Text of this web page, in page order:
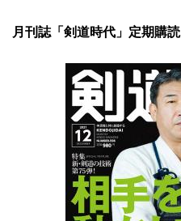
月刊誌「剣道時代」定期購読